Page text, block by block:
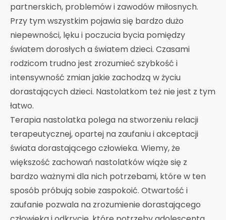
partnerskich, problemów i zawodów miłosnych.
Przy tym wszystkim pojawia się bardzo dużo
niepewności, lęku i poczucia bycia pomiędzy
światem dorosłych a światem dzieci. Czasami
rodzicom trudno jest zrozumieć szybkość i
intensywność zmian jakie zachodzą w życiu
dorastających dzieci. Nastolatkom też nie jest z tym
łatwo.
Terapia nastolatka polega na stworzeniu relacji
terapeutycznej, opartej na zaufaniu i akceptacji
świata dorastającego człowieka. Wiemy, że
większość zachowań nastolatków wiąże się z
bardzo ważnymi dla nich potrzebami, które w ten
sposób próbują sobie zaspokoić. Otwartość i
zaufanie pozwala na zrozumienie dorastającego